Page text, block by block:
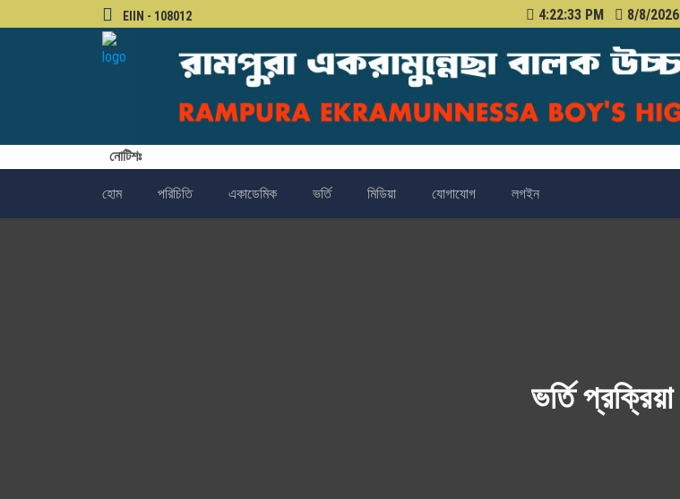
EIIN - 108012 4:22:34 PM 8/8/2026
নোটিশঃ
হোম পরিচিতি একাডেমিক ভর্তি মিডিয়া যোগাযোগ লগইন
ভর্তি প্রক্রিয়া